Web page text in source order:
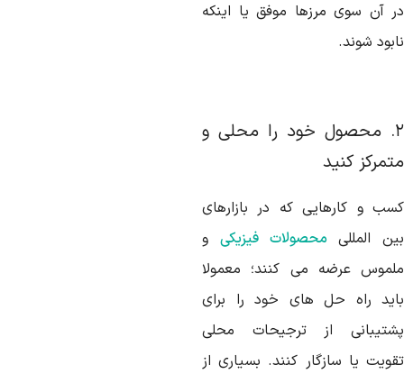
آن سوی مرزها موفق یا اینکه
شوند.
۲. محصول خود را محلی و
کنید
و کارهایی که در بازارهای
المللی محصولات فیزیکیو
عرضه می کنند؛ معمولا
راه حل های خود را برای
از ترجیحات محلی
یا سازگار کنند. بسیاری از